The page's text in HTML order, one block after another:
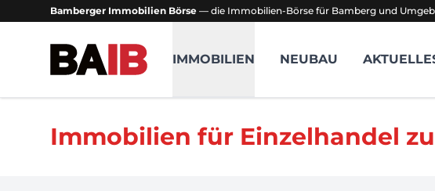
Bamberger Immobilien Börse — die Immobilien-Börse für Bamberg und
Bamberger Immobilien Börse
IMMOBILIEN NEUBAU
Immobilien für Einzelhandel